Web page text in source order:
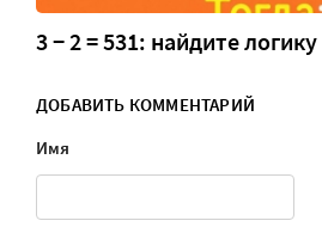
3 − 2 = 531: найдите
ДОБАВИТЬ КОММЕНТАРИЙ
Имя